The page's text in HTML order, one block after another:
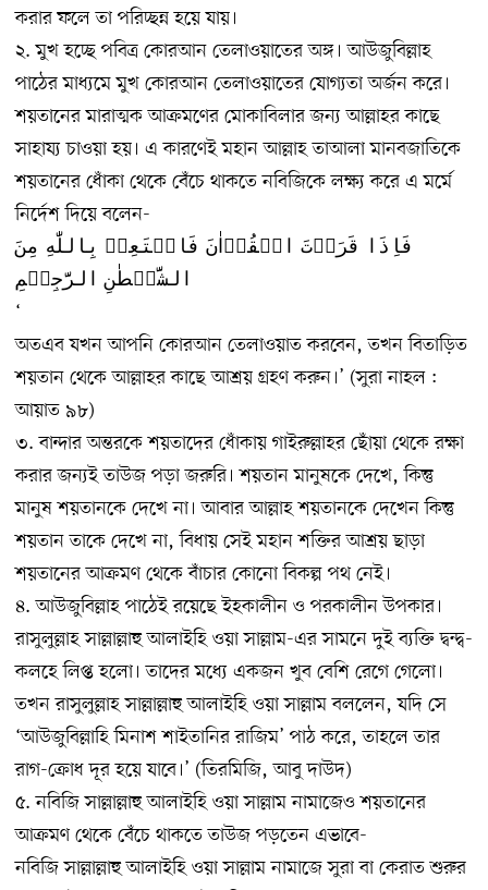
করার ফলে তা পরিচ্ছন্ন হয়ে যায়।
২. মুখ হচ্ছে পবিত্র কোরআন তেলাওয়াতের অঙ্গ। আউজুবিল্লাহ
পাঠের মাধ্যমে মুখ কোরআন তেলাওয়াতের যোগ্যতা অর্জন করে।
শয়তানের মারাত্মক আক্রমণের মোকাবিলার জন্য আল্লাহর কাছে
সাহায্য চাওয়া হয়। এ কারণেই মহান আল্লাহ তাআলা মানবজাতিকে
শয়তানের ধোঁকা থেকে বেঁচে থাকতে নবিজিকে লক্ষ্য করে এ মর্মে
নির্দেশ দিয়ে বলেন-
فَاِذَا قَرَاۡتَ الۡقُرۡاٰنَ فَاسۡتَعِذۡ بِاللّٰهِ مِنَ
الشَّیۡطٰنِ الرَّجِیۡمِ
‘
অতএব যখন আপনি কোরআন তেলাওয়াত করবেন, তখন বিতাড়িত
শয়তান থেকে আল্লাহর কাছে আশ্রয় গ্রহণ করুন।’ (সুরা নাহল :
আয়াত ৯৮)
৩. বান্দার অন্তরকে শয়তাদের ধোঁকায় গাইরুল্লাহর ছোঁয়া থেকে রক্ষা
করার জন্যই তাউজ পড়া জরুরি। শয়তান মানুষকে দেখে, কিন্তু
মানুষ শয়তানকে দেখে না। আবার আল্লাহ শয়তানকে দেখেন কিন্তু
শয়তান তাকে দেখে না, বিধায় সেই মহান শক্তির আশ্রয় ছাড়া
শয়তানের আক্রমণ থেকে বাঁচার কোনো বিকল্প পথ নেই।
৪. আউজুবিল্লাহ পাঠেই রয়েছে ইহকালীন ও পরকালীন উপকার।
রাসুলুল্লাহ সাল্লাল্লাহু আলাইহি ওয়া সাল্লাম-এর সামনে দুই ব্যক্তি দ্বন্দ্ব-
কলহে লিপ্ত হলো। তাদের মধ্যে একজন খুব বেশি রেগে গেলো।
তখন রাসুলুল্লাহ সাল্লাল্লাহু আলাইহি ওয়া সাল্লাম বললেন, যদি সে
‘আউজুবিল্লাহি মিনাশ শাইতানির রাজিম’ পাঠ করে, তাহলে তার
রাগ-ক্রোধ দূর হয়ে যাবে।’ (তিরমিজি, আবু দাউদ)
৫. নবিজি সাল্লাল্লাহু আলাইহি ওয়া সাল্লাম নামাজেও শয়তানের
আক্রমণ থেকে বেঁচে থাকতে তাউজ পড়তেন এভাবে-
নবিজি সাল্লাল্লাহু আলাইহি ওয়া সাল্লাম নামাজে সুরা বা কেরাত শুরুর